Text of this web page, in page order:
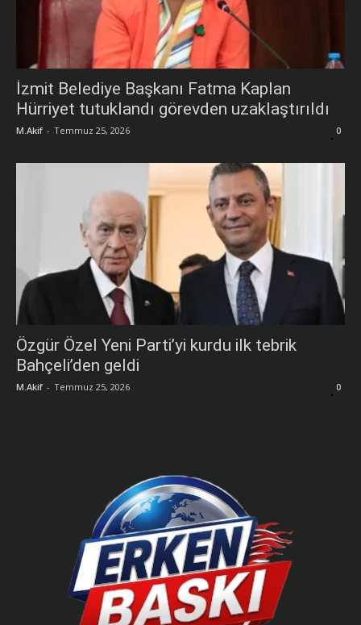
İzmit Belediye Başkanı Fatma Kaplan
Hürriyet tutuklandı görevden uzaklaştırıldı
M.Akif - Temmuz 25, 2026 0
Özgür Özel Yeni Parti’yi kurdu ilk tebrik
Bahçeli’den geldi
M.Akif - Temmuz 25, 2026 0